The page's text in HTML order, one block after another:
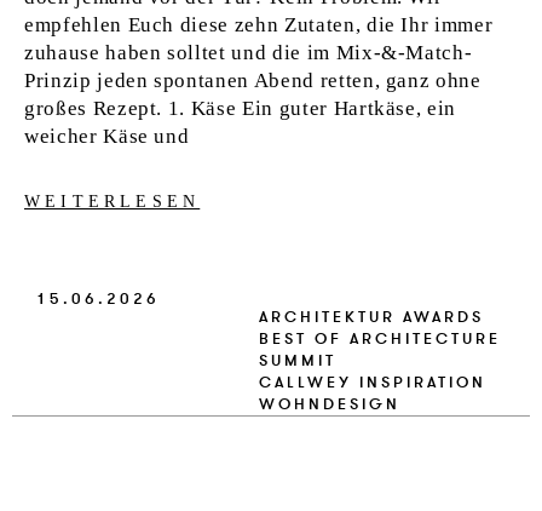
empfehlen Euch diese zehn Zutaten, die Ihr immer
zuhause haben solltet und die im Mix-&-Match-
Prinzip jeden spontanen Abend retten, ganz ohne
großes Rezept. 1. Käse Ein guter Hartkäse, ein
weicher Käse und
WEITERLESEN
15.06.2026
ARCHITEKTUR AWARDS
BEST OF ARCHITECTURE
SUMMIT
CALLWEY INSPIRATION
WOHNDESIGN